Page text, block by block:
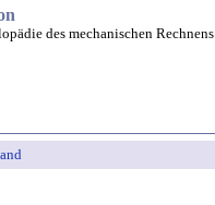
des mechanischen Rechnens